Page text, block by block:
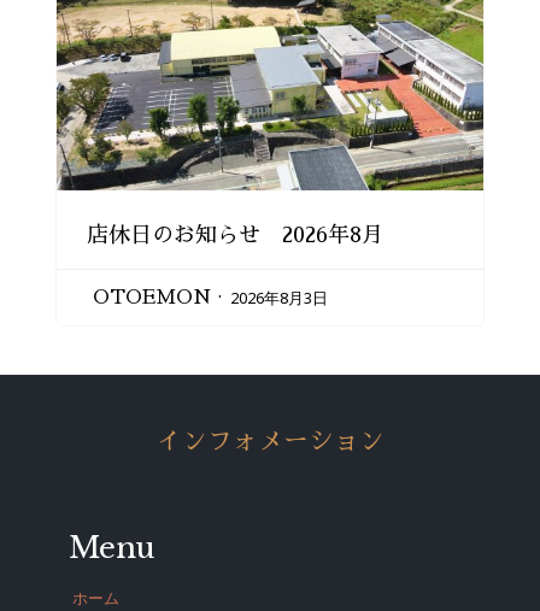
店休日のお知らせ 2026年8月
OTOEMON 2026年8月3日
インフォメーション
Menu
ホーム